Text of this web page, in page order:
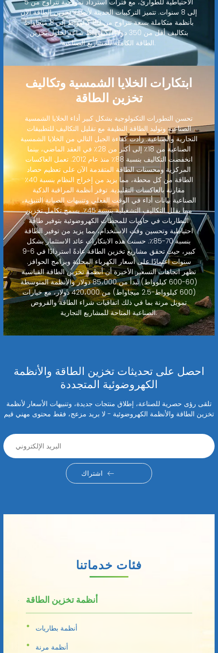
الاحتياطية للطوارئ، مع فترات استرداد نموذجية تتراوح من 5
إلى 8 سنوات. تتميز التركيبات الحديثة لأنظمة تخزين الطاقة الآن
بأنظمة متكاملة بسعة تتراوح من 80 كيلوواط إلى 8 ميجاواط
بتكاليف أقل من 350 دولارًا/كيلوواط ساعة لحلول تخزين
الطاقة الكاملة للمشاريع الصناعية.
ابتكارات الخلايا الشمسية وتكاليف
تخزين الطاقة
تحسن التطورات التكنولوجية بشكل كبير أداء الخلايا الشمسية
الصناعية وتوليد الطاقة النظيفة مع تقليل التكاليف للتطبيقات
التجارية والصناعية. زادت كفاءة الجيل التالي من الخلايا الشمسية
الصناعية من 18٪ إلى أكثر من 28٪ في العقد الماضي، بينما
انخفضت التكاليف بنسبة 88٪ منذ عام 2012. تعمل العاكسات
المركزية ومحسنات الطاقة المتقدمة الآن على تعظيم حصاد
الطاقة من كل محطة، مما يزيد من إخراج النظام بنسبة 40٪
مقارنة بالعاكسات التقليدية. توفر أنظمة المراقبة الذكية
الصناعية بيانات أداء في الوقت الفعلي وتنبيهات الصيانة التنبؤية،
مما يقلل التكاليف التشغيلية بنسبة 45٪. يسمح تكامل تخزين
البطاريات في حاويات للمحطات الكهروضوئية بتوفير طاقة
احتياطية وتحسين وقت الاستخدام، مما يزيد من توفير الطاقة
بنسبة 70-85٪. حسنت هذه الابتكارات عائد الاستثمار بشكل
كبير، حيث تحقق مشاريع تخزين الطاقة عادةً استردادًا في 6-9
سنوات اعتمادًا على أسعار الكهرباء المحلية وبرامج الحوافز.
تظهر اتجاهات التسعير الأخيرة أن أنظمة تخزين الطاقة القياسية
(60-600 كيلوواط) تبدأ من 85،000 دولار والأنظمة المتوسطة
(600 كيلوواط-2.5 ميجاواط) من 420،000 دولار، مع خيارات
تمويل مرنة بما في ذلك اتفاقيات شراء الطاقة والقروض
الصناعية المتاحة للمشاريع التجارية.
احصل على تحديثات تخزين الطاقة والأنظمة
الكهروضوئية المتجددة
تلقى رؤى حصرية للصناعة، إطلاق منتجات جديدة، وتنبيهات الأسعار لأنظمة
تخزين الطاقة والأنظمة الكهروضوئية - لا بريد مزعج، فقط محتوى مهني قيم
اشتراك
فئات خدماتنا
أنظمة تخزين الطاقة
أنظمة بطاريات
أنظمة مرنة